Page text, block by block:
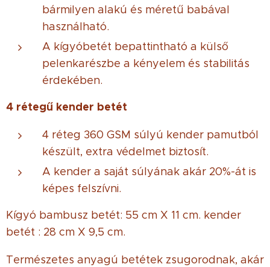
bármilyen alakú és méretű babával
használható.
A kígyóbetét bepattintható a külső
pelenkarészbe a kényelem és stabilitás
érdekében.
4 rétegű kender betét
4 réteg 360 GSM súlyú kender pamutból
készült, extra védelmet biztosít.
A kender a saját súlyának akár 20%-át is
képes felszívni.
Kígyó bambusz betét: 55 cm X 11 cm. kender
betét : 28 cm X 9,5 cm.
Természetes anyagú betétek zsugorodnak, akár